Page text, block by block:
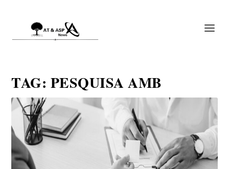
TAG: PESQUISA AMB